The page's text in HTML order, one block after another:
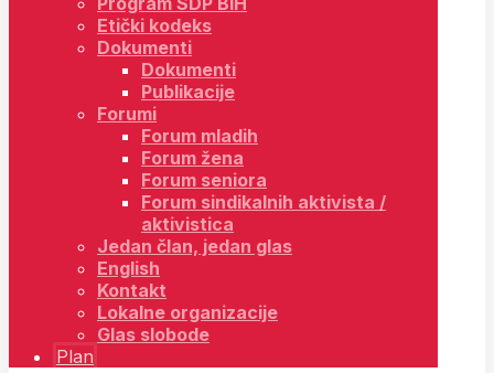
Etički kodeks
Dokumenti
Dokumenti
Publikacije
Forumi
Forum mladih
Forum žena
Forum seniora
Forum sindikalnih aktivista /
aktivistica
Jedan član, jedan glas
English
Kontakt
Lokalne organizacije
Glas slobode
Plan